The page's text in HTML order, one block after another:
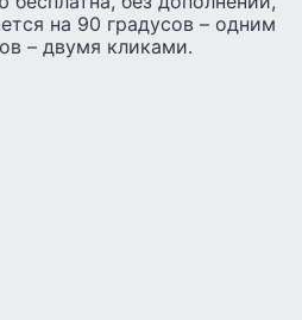
на 90 градусов – одним
– двумя кликами.